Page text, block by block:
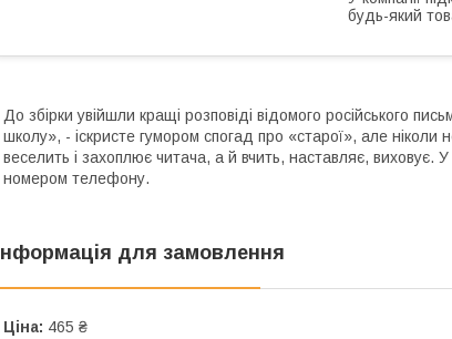
будь-який
До збірки увійшли кращі розповіді відомого російського
школу», - іскристе гумором спогад про «старої», але
веселить і захоплює читача, а й вчить, наставляє, виховує.
номером телефону.
Інформація для замовлення
Ціна: 465 ₴